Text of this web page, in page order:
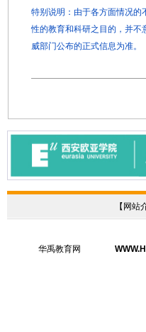
特别说明：由于各方面情况的
性的教育和科研之目的，并不
威部门公布的正式信息为准。
【 网站
华禹教育网